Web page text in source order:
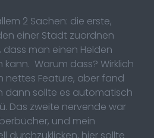
2 Sachen: die erste,
einer Stadt zuordnen
dass man einen Helden
Warum dass? Wirklich
nettes Feature, aber fand
dann sollte es automatisch
Das zweite nervende war
und mein